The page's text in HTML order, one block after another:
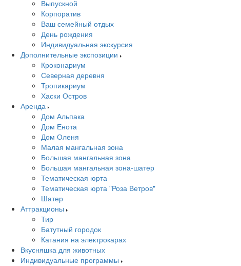
Выпускной
Корпоратив
Ваш семейный отдых
День рождения
Индивидуальная экскурсия
Дополнительные экспозиции
Кроконариум
Северная деревня
Тропикариум
Хаски Остров
Аренда
Дом Альпака
Дом Енота
Дом Оленя
Малая мангальная зона
Большая мангальная зона
Большая мангальная зона-шатер
Тематическая юрта
Тематическая юрта "Роза Ветров"
Шатер
Аттракционы
Тир
Батутный городок
Катания на электрокарах
Вкусняшка для животных
Индивидуальные программы